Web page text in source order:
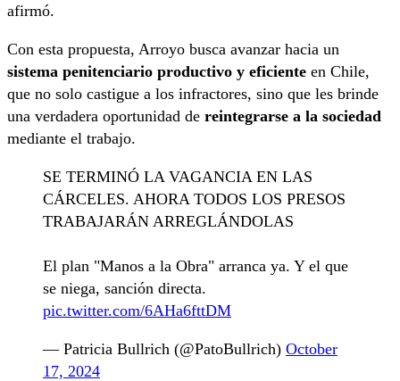
afirmó.
Con esta propuesta, Arroyo busca avanzar hacia un
sistema penitenciario productivo y eficiente en Chile,
que no solo castigue a los infractores, sino que les brinde
una verdadera oportunidad de reintegrarse a la sociedad
mediante el trabajo.
SE TERMINÓ LA VAGANCIA EN LAS
CÁRCELES. AHORA TODOS LOS PRESOS
TRABAJARÁN ARREGLÁNDOLAS
El plan "Manos a la Obra" arranca ya. Y el que
se niega, sanción directa.
pic.twitter.com/6AHa6fttDM
— Patricia Bullrich (@PatoBullrich) October
17, 2024